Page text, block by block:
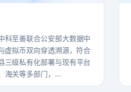
科至善联合公安部大数据中
虚拟币双向穿透溯源，符合
三级私有化部署与现有平台
海关等多部门，...